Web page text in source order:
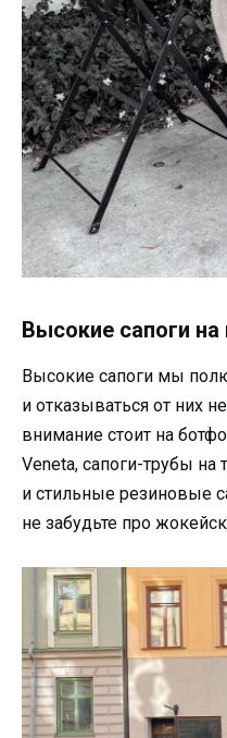
Высокие сапоги
Высокие сапоги мы
и отказываться от них
внимание стоит на
Veneta, сапоги-трубы на
и стильные резиновые
не забудьте про